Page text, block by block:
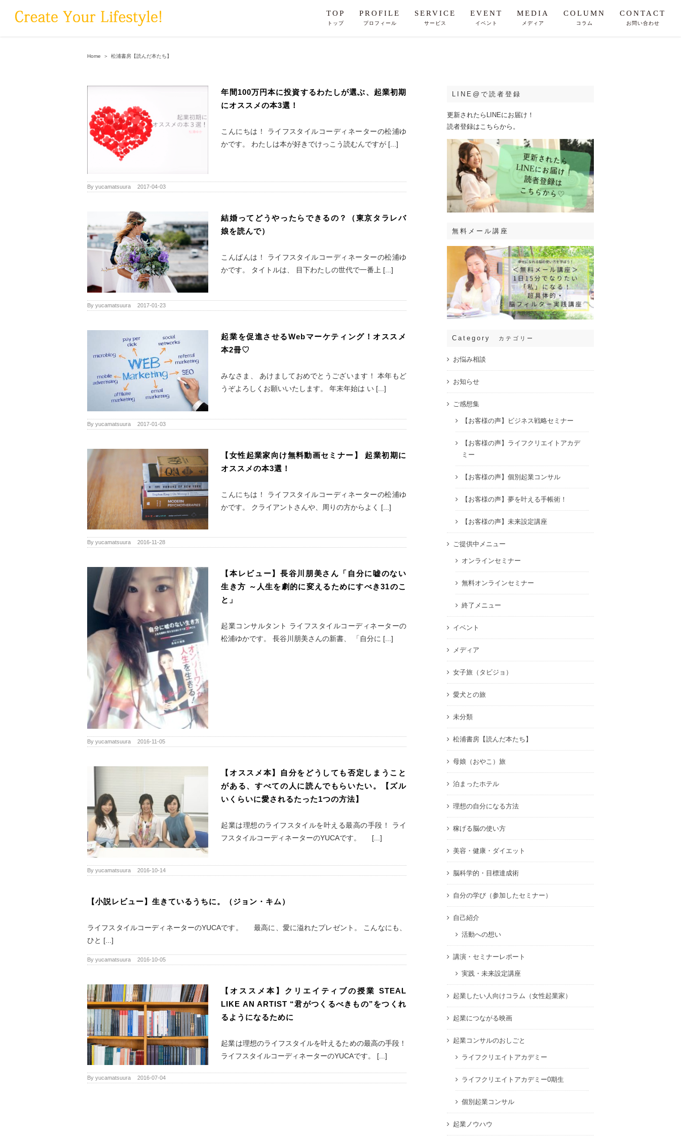
TOP
トップ
PROFILE
プロフィール
SERVICE
サービス
EVENT
イベント
MEDIA
メディア
COLUMN
コラム
CONTACT
お問い合わせ
Home ＞ 松浦書房【読んだ本たち】
年間100万円本に投資するわたしが選ぶ、起業初期
にオススメの本3選！
こんにちは！ ライフスタイルコーディネーターの松浦ゆ
かです。 わたしは本が好きでけっこう読むんですが [...]
By yucamatsuura 2017-04-03
結婚ってどうやったらできるの？（東京タラレバ
娘を読んで）
こんばんは！ ライフスタイルコーディネーターの松浦ゆ
かです。 タイトルは、 目下わたしの世代で一番上 [...]
By yucamatsuura 2017-01-23
起業を促進させるWebマーケティング！オススメ
本2冊♡
みなさま、 あけましておめでとうございます！ 本年もど
うぞよろしくお願いいたします。 年末年始は い [...]
By yucamatsuura 2017-01-03
【女性起業家向け無料動画セミナー】 起業初期に
オススメの本3選！
こんにちは！ ライフスタイルコーディネーターの松浦ゆ
かです。 クライアントさんや、周りの方からよく [...]
By yucamatsuura 2016-11-28
【本レビュー】長谷川朋美さん「自分に嘘のない
生き方 ～人生を劇的に変えるためにすべき31のこ
と」
起業コンサルタント ライフスタイルコーディネーターの
松浦ゆかです。 長谷川朋美さんの新書、 「自分に [...]
By yucamatsuura 2016-11-05
【オススメ本】自分をどうしても否定しまうこと
がある、すべての人に読んでもらいたい。【ズル
いくらいに愛されるたった1つの方法】
起業は理想のライフスタイルを叶える最高の手段！ ライ
フスタイルコーディネーターのYUCAです。 [...]
By yucamatsuura 2016-10-14
【小説レビュー】生きているうちに。（ジョン・キム）
ライフスタイルコーディネーターのYUCAです。 最高に、愛に溢れたプレゼント。 こんなにも、
ひと [...]
By yucamatsuura 2016-10-05
【オススメ本】クリエイティブの授業 STEAL
LIKE AN ARTIST “君がつくるべきもの”をつくれ
るようになるために
起業は理想のライフスタイルを叶えるための最高の手段！
ライフスタイルコーディネーターのYUCAです。 [...]
By yucamatsuura 2016-07-04
LINE@で読者登録
更新されたらLINEにお届け！
読者登録はこちらから。
無料メール講座
Category カテゴリー
お悩み相談
お知らせ
ご感想集
【お客様の声】ビジネス戦略セミナー
【お客様の声】ライフクリエイトアカデ
ミー
【お客様の声】個別起業コンサル
【お客様の声】夢を叶える手帳術！
【お客様の声】未来設定講座
ご提供中メニュー
オンラインセミナー
無料オンラインセミナー
終了メニュー
イベント
メディア
女子旅（タビジョ）
愛犬との旅
未分類
松浦書房【読んだ本たち】
母娘（おやこ）旅
泊まったホテル
理想の自分になる方法
稼げる脳の使い方
美容・健康・ダイエット
脳科学的・目標達成術
自分の学び（参加したセミナー）
自己紹介
活動への想い
講演・セミナーレポート
実践・未来設定講座
起業したい人向けコラム（女性起業家）
起業につながる映画
起業コンサルのおしごと
ライフクリエイトアカデミー
ライフクリエイトアカデミー0期生
個別起業コンサル
起業ノウハウ